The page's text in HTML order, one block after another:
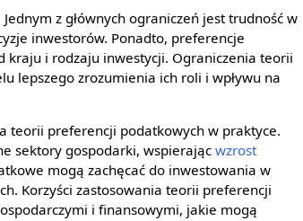
z głównych ograniczeń jest trudność w
inwestorów. Ponadto, preferencje
kraju i rodzaju inwestycji. Ograniczenia teorii
lepszego zrozumienia ich roli i wpływu na
teorii preferencji podatkowych w praktyce.
sektory gospodarki, wspierającwzrost
mogą zachęcać do inwestowania w
Korzyści zastosowania teorii preferencji
i finansowymi, jakie mogą